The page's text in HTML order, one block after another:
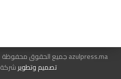
azulpress.ma جميع الحقوق محفوظة
تصميم وتطويرشركة